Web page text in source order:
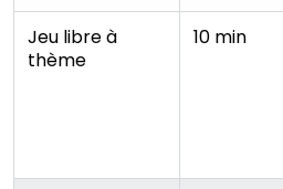
Jeu libre à
thème
10 min